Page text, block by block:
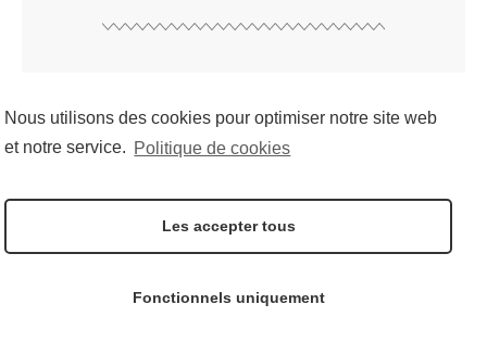
Nous utilisons des cookies pour optimiser notre site web
et notre service. Politique de cookies
Les accepter tous
Fonctionnels uniquement
SOCIAL